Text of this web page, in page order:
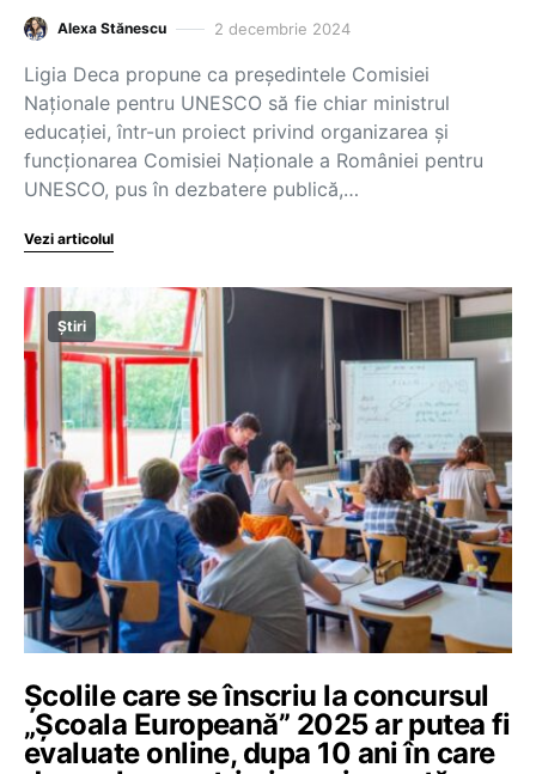
Alexa Stănescu 2 decembrie 2024
Ligia Deca propune ca președintele Comisiei
Naționale pentru UNESCO să fie chiar ministrul
educației, într-un proiect privind organizarea şi
funcţionarea Comisiei Naţionale a României pentru
UNESCO, pus în dezbatere publică,…
Vezi articolul
Știri
Școlile care se înscriu la concursul
„Școala Europeană” 2025 ar putea fi
evaluate online, dupa 10 ani în care